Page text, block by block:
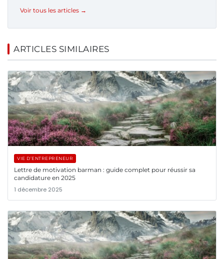
Voir tous les articles →
ARTICLES SIMILAIRES
VIE D’ENTREPRENEUR
Lettre de motivation barman : guide complet pour réussir sa
candidature en 2025
1 décembre 2025